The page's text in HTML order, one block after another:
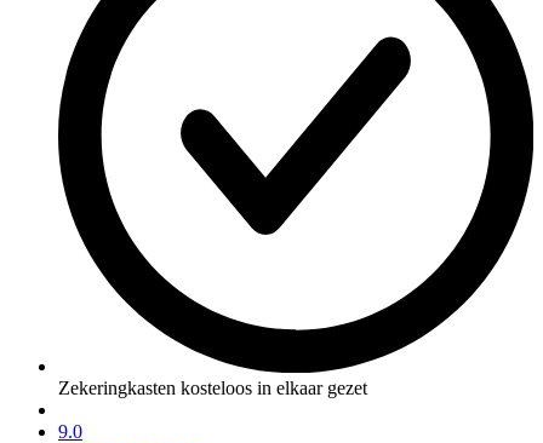
Zekeringkasten kosteloos in elkaar gezet
9.0